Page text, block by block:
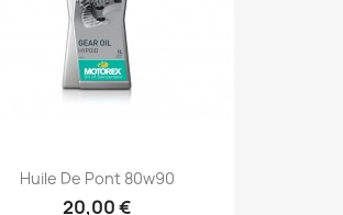
Huile De Pont 80w90
20,00 €